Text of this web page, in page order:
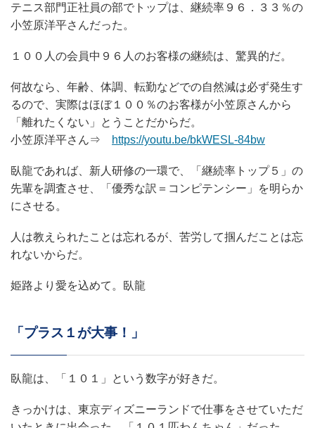
テニス部門正社員の部でトップは、継続率９６．３３％の
小笠原洋平さんだった。
１００人の会員中９６人のお客様の継続は、驚異的だ。
何故なら、年齢、体調、転勤などでの自然減は必ず発生す
るので、実際はほぼ１００％のお客様が小笠原さんから
「離れたくない」とうことだからだ。
小笠原洋平さん⇒
https://youtu.be/bkWESL-84bw
臥龍であれば、新人研修の一環で、「継続率トップ５」の
先輩を調査させ、「優秀な訳＝コンピテンシー」を明らか
にさせる。
人は教えられたことは忘れるが、苦労して掴んだことは忘
れないからだ。
姫路より愛を込めて。臥龍
「プラス１が大事！」
臥龍は、「１０１」という数字が好きだ。
きっかけは、東京ディズニーランドで仕事をさせていただ